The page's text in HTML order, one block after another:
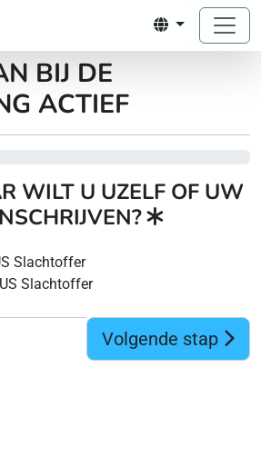
BIJ DE
ACTIEF
WILT U UZELF OF UW
Slachtoffer
Slachtoffer
Volgende stap